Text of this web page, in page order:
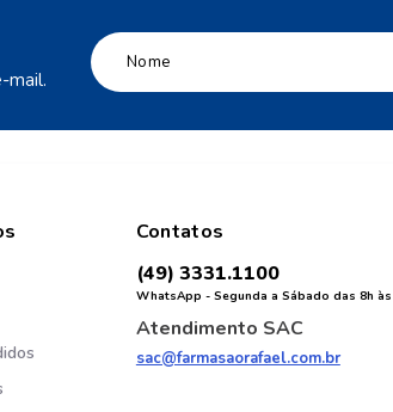
mail.
Contatos
(49) 3331.1100
WhatsApp - Segunda a Sábado das 8h às
Atendimento SAC
sac@farmasaorafael.com.br